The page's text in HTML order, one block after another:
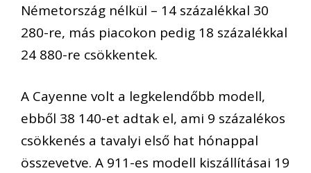
Németország nélkül – 14 százalékkal 30
280-re, más piacokon pedig 18 százalékkal
24 880-re csökkentek.
A Cayenne volt a legkelendőbb modell,
ebből 38 140-et adtak el, ami 9 százalékos
csökkenés a tavalyi első hat hónappal
összevetve. A 911-es modell kiszállításai 19